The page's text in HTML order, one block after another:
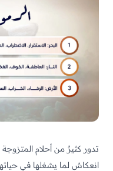
تدور كثيرٌ من أحلام المتزوجة
انعكاسٌ لما يشغلها في